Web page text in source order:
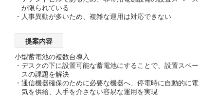
が限られている
人事異動が多いため、複雑な運用は対応できない
提案内容
小型蓄電池の複数台導入
デスクの下に設置可能な蓄電池にすることで、設置スペー
スの課題を解決
通信機器確保のために必要な機器へ、停電時に自動的に電
気を供給、人手を介さない容易な運用を実現